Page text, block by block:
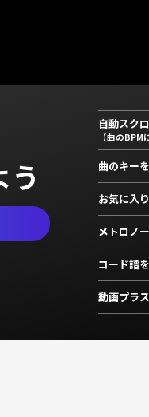
う
自動スク
（曲のBPM
曲のキー
お気に入
メトロノ
コード譜
動画プラ